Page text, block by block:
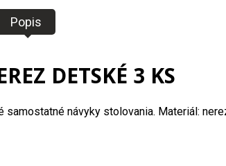
Popis
DETSKÉ 3 KS
návyky stolovania. Materiál: